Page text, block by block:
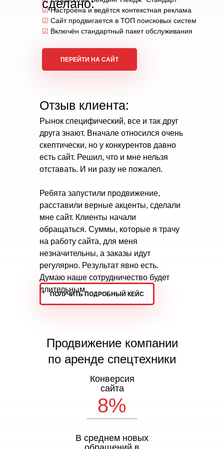
☑Настроена и ведётся контекстная реклама
☑ Сайт продвигается в ТОП поисковых систем
☑ Включён стандартный пакет обслуживания
Отзыв клиента:
Рынок специфический, все и так друг
друга знают. Вначале относился очень
скептически, но у конкурентов давно
есть сайт. Решил, что и мне нельзя
отставать. И ни разу не пожалел.
Ребята запустили продвижение,
расставили верные акценты, сделали
мне сайт. Клиенты начали
обращаться. Суммы, которые я трачу
на работу сайта, для меня
незначительны, а заказы идут
регулярно. Результат явно есть.
Думаю наше сотрудничество будет
длительным.
ПОЛУЧИТЬ ПОДРОБНЫЙ КЕЙС
сделано:
ПЕРЕЙТИ НА САЙТ
8%
Конверсия
сайта
Продвижение компании
по аренде спецтехники
В среднем новых